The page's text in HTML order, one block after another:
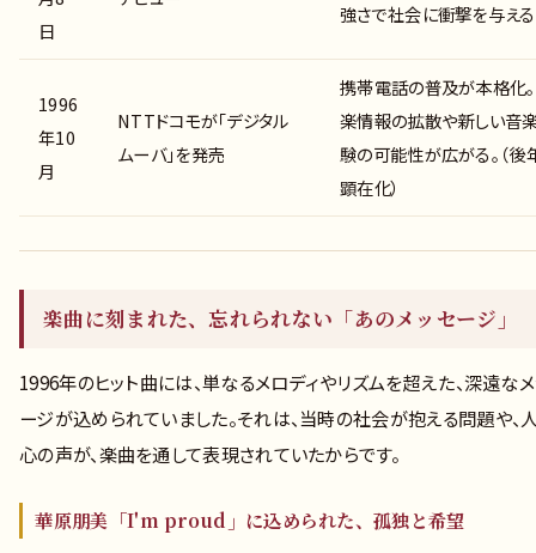
日
強さで社会に衝撃を与える
1996
年10
月
NTTドコモが「デジタル
ムーバ」を発売
携帯電話の普及が本格化
楽情報の拡散や新しい音
験の可能性が広がる。（後
顕在化）
楽曲に刻まれた、忘れられない「あのメッセージ」
1996年のヒット曲には、単なるメロディやリズムを超えた、深遠な
ージが込められていました。それは、当時の社会が抱える問題や、
心の声が、楽曲を通して表現されていたからです。
華原朋美「I'm proud」に込められた、孤独と希望